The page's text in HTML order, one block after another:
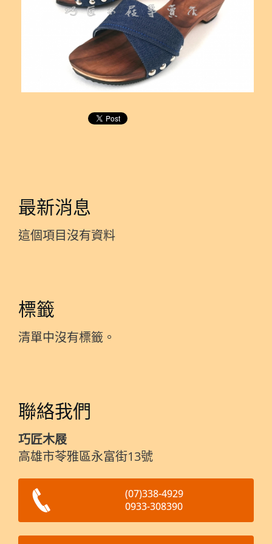
最新消息
這個項目沒有資料
標籤
清單中沒有標籤。
聯絡我們
巧匠木屐
高雄市苓雅區永富街13號
(07)338-4929
0933-308390